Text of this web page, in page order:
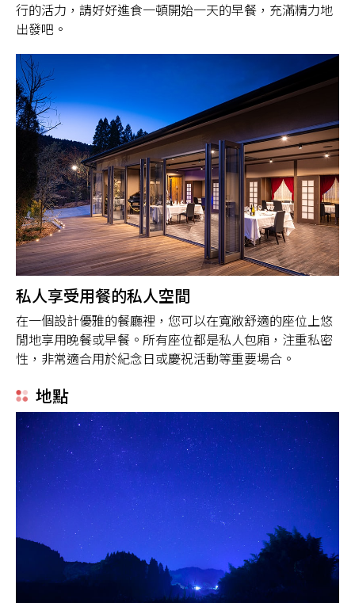
行的活力，請好好進食一頓開始一天的早餐，充滿精力地
出發吧。
私人享受用餐的私人空間
在一個設計優雅的餐廳裡，您可以在寬敞舒適的座位上悠
閒地享用晚餐或早餐。所有座位都是私人包廂，注重私密
性，非常適合用於紀念日或慶祝活動等重要場合。
地點